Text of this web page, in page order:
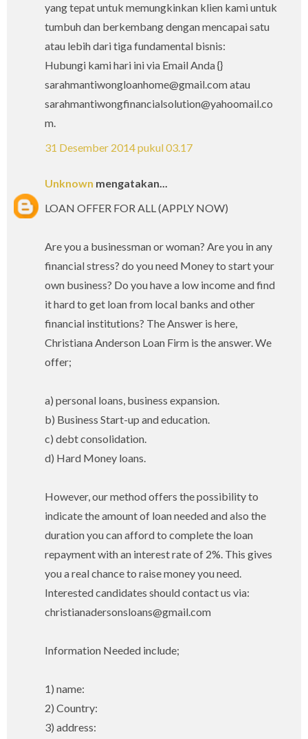
yang tepat untuk memungkinkan klien kami untuk
tumbuh dan berkembang dengan mencapai satu
atau lebih dari tiga fundamental bisnis:
Hubungi kami hari ini via Email Anda {}
sarahmantiwongloanhome@gmail.com atau
sarahmantiwongfinancialsolution@yahoomail.co
m.
31 Desember 2014 pukul 03.17
Unknown mengatakan...
LOAN OFFER FOR ALL (APPLY NOW)
Are you a businessman or woman? Are you in any
financial stress? do you need Money to start your
own business? Do you have a low income and find
it hard to get loan from local banks and other
financial institutions? The Answer is here,
Christiana Anderson Loan Firm is the answer. We
offer;
a) personal loans, business expansion.
b) Business Start-up and education.
c) debt consolidation.
d) Hard Money loans.
However, our method offers the possibility to
indicate the amount of loan needed and also the
duration you can afford to complete the loan
repayment with an interest rate of 2%. This gives
you a real chance to raise money you need.
Interested candidates should contact us via:
christianadersonsloans@gmail.com
Information Needed include;
1) name:
2) Country:
3) address: